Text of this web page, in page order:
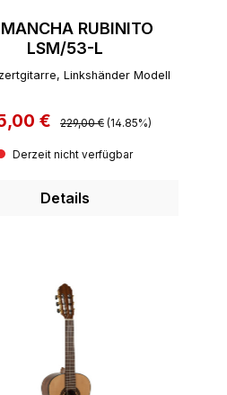
RUBINITO
LSM/53-L
Linkshänder Modell
€ Regulärer Preis:
229,00 € (14.85%)
Derzeit nicht verfügbar
Details